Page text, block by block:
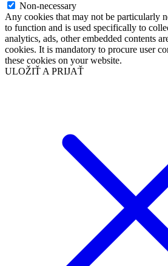
Non-necessary
Any cookies that may not be particularly
to function and is used specifically to
analytics, ads, other embedded contents
cookies. It is mandatory to procure user
these cookies on your website.
ULOŽIŤ A PRIJAŤ